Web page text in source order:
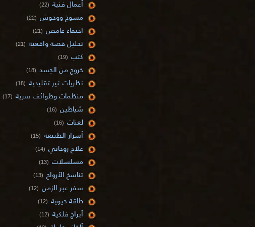
أعمال فنية (22)
مسوخ ووحوش (22)
اختفاء غامض (21)
تحليل قصة واقعية (21)
كتب (19)
خروج من الجسد (18)
نظريات غير تقليدية (18)
منظمات وطوائف سرية (17)
شياطين (16)
لعنات (16)
أسرار الطبيعة (15)
علاج روحاني (14)
مسلسلات (13)
تناسخ الأرواح (13)
سفر عبر الزمن (12)
طاقة حيوية (12)
أبراج فلكية (12)